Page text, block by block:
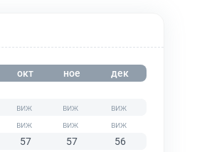
окт ное дек
57 57
56